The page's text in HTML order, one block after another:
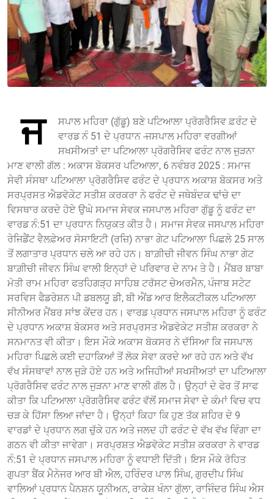
ਜ
ਸਪਾਲ ਮਹਿਰਾ (ਗੁੱਡੂ) ਬਣੇ ਪਟਿਆਲਾ ਪ੍ਰੋਗਰੈਸਿਵ ਫ਼ਰੰਟ ਦੇ
ਵਾਰਡ ਨੰ 51 ਦੇ ਪ੍ਰਧਾਨ -ਜਸਪਾਲ ਮਹਿਰਾ ਵਰਗੀਆਂ
ਸਖਸੀਅਤਾਂ ਦਾ ਪਟਿਆਲਾ ਪ੍ਰੋਗਰੈਸਿਵ ਫਰੰਟ ਨਾਲ ਜੁੜਨਾ
ਮਾਣ ਵਾਲੀ ਗੱਲ : ਅਕਾਸ ਬੋਕਸਰ ਪਟਿਆਲਾ, 6 ਨਵੰਬਰ 2025 : ਸਮਾਜ
ਸੇਵੀ ਸੰਸਥਾ ਪਟਿਆਲਾ ਪ੍ਰੋਗਰੈਸਿਵ ਫਰੰਟ ਦੇ ਪ੍ਰਧਾਨ ਅਕਾਸ਼ ਬੋਕਸਰ ਅਤੇ
ਸਰਪ੍ਰਸਤ ਐਡਵੋਕੇਟ ਸਤੀਸ਼ ਕਰਕਰਾ ਨੇ ਫਰੰਟ ਦੇ ਜਥੇਬੰਦਕ ਢਾਂਚੇ ਦਾ
ਵਿਸਥਾਰ ਕਰਦੇ ਹੋਏ ਉਘੇ ਸਮਾਜ ਸੇਵਕ ਜਸਪਾਲ ਮਹਿਰਾ ਗੁੱਡੂ ਨੂੰ ਫਰੰਟ ਦਾ
ਵਾਰਡ ਨੰ:51 ਦਾ ਪ੍ਰਧਾਨ ਨਿਯੁਕਤ ਕੀਤ ਹੈ। ਸਮਾਜ ਸੇਵਕ ਜਸਪਾਲ ਮਹਿਰਾ
ਰੇਜਿਡੈਂਟ ਵੈਲਫ਼ੇਅਰ ਸੋਸਾਇਟੀ (ਰਜ਼ਿ) ਨਾਭਾ ਗੇਟ ਪਟਿਆਲਾ ਪਿਛਲੇ 25 ਸਾਲ
ਤੋਂ ਲਗਾਤਾਰ ਪ੍ਰਧਾਨ ਚਲੇ ਆ ਰਹੇ ਹਨ। ਬਾਗ਼ੀਚੀ ਜੀਵਨ ਸਿੰਘ ਨਾਭਾ ਗੇਟ
ਬਾਗ਼ੀਚੀ ਜੀਵਨ ਸਿੰਘ ਵਾਲੀ ਇਨ੍ਹਾਂ ਦੇ ਪਰਿਵਾਰ ਦੇ ਨਾਮ ਤੇ ਹੈ। ਮੈਂਬਰ ਬਾਬਾ
ਮੋਤੀ ਰਾਮ ਮਹਿਰਾ ਫਤਹਿਗੜ੍ਹ ਸਾਹਿਬ ਟਰੱਸਟ ਚੇਅਰਮੈਨ, ਪੰਜਾਬ ਸਟੇਟ
ਸਰਵਿਸ ਫੈਡਰੇਸ਼ਨ ਪੀ ਡਬਲਯੂ ਡੀ, ਬੀ ਐਂਡ ਆਰ ਇਲੈਕਟੀਕਲ ਪਟਿਆਲਾ
ਸੀਨੀਅਰ ਮੈਂਬਰ ਸਾਂਝ ਕੇਂਦਰ ਹਨ। ਵਾਰਡ ਪ੍ਰਧਾਨ ਜਸਪਾਲ ਮਹਿਰਾ ਨੂੰ ਫਰੰਟ
ਦੇ ਪ੍ਰਧਾਨ ਅਕਾਸ਼ ਬੋਕਸਰ ਅਤੇ ਸਰਪ੍ਰਸਤ ਐਡਵੋਕੇਟ ਸਤੀਸ਼ ਕਰਕਰਾ ਨੇ
ਸਨਮਾਨਤ ਵੀ ਕੀਤਾ। ਇਸ ਮੌਕੇ ਅਕਾਸ ਬੋਕਸਰ ਨੇ ਦੱਸਿਆ ਕਿ ਜਸਪਾਲ
ਮਹਿਰਾ ਪਿਛਲੇ ਕਈ ਦਹਾਕਿਆਂ ਤੋਂ ਲੋਕ ਸੇਵਾ ਕਰਦੇ ਆ ਰਹੇ ਹਨ ਅਤੇ ਵੱਖ
ਵੱਖ ਸੰਸਥਾਵਾਂ ਨਾਲ ਜੁੜੇ ਹੋਏ ਹਨ ਅਤੇ ਅਜਿਹੀਆਂ ਸਖਸੀਅਤਾਂ ਦਾ ਪਟਿਆਲਾ
ਪ੍ਰੋਗਰੈਸਿਵ ਫਰੰਟ ਨਾਲ ਜੁੜਨਾ ਮਾਣ ਵਾਲੀ ਗੱਲ ਹੈ। ਉਨ੍ਹਾਂ ਦੇ ਫੇਰ ਤੋਂ ਸਾਫ
ਕੀਤਾ ਕਿ ਪਟਿਆਲਾ ਪ੍ਰੋਗਰੈਸਿਵ ਫਰੰਟ ਵੱਲੋਂ ਸਮਾਜ ਸੇਵਾ ਦੇ ਕੰਮਾਂ ਵਿਚ ਵਧ
ਚੜ ਕੇ ਹਿੱਸਾ ਲਿਆ ਜਾਂਦਾ ਹੈ। ਉਨ੍ਹਾਂ ਕਿਹਾ ਕਿ ਹੁਣ ਤੱਕ ਸ਼ਹਿਰ ਦੇ 9
ਵਾਰਡਾਂ ਦੇ ਪ੍ਰਧਾਨ ਲਗ ਚੁੱਕੇ ਹਨ ਅਤੇ ਜਲਦ ਹੀ ਫਰੰਟ ਦੇ ਵੱਖ ਵੱਖ ਵਿੰਗਾ ਦਾ
ਗਠਨ ਵੀ ਕੀਤਾ ਜਾਵੇਗਾ। ਸਰਪ੍ਰਸ਼ਤ ਐਡਵੋਕੇਟ ਸਤੀਸ਼ ਕਰਕਰਾ ਨੇ ਵਾਰਡ
ਨੰ:51 ਦੇ ਪ੍ਰਧਾਨ ਜਸਪਾਲ ਮਹਿਰਾ ਨੂੰ ਵਧਾਈ ਦਿੱਤੀ। ਇਸ ਮੌਕੇ ਰੋਹਿਤ
ਗੁਪਤਾ ਬੈਂਕ ਮੈਨੇਜਰ ਆਰ ਬੀ ਐਲ, ਹਰਿੰਦਰ ਪਾਲ ਸਿੰਘ, ਗੁਰਦੀਪ ਸਿੰਘ
ਵਾਲਿਆਂ ਪ੍ਰਧਾਨ ਪੈਨਸ਼ਨ ਯੂਨੀਅਨ, ਰਾਕੇਸ਼ ਖੰਨਾ ਗੁੱਲਾ, ਰਾਜਿੰਦਰ ਸਿੰਘ ਐਸ